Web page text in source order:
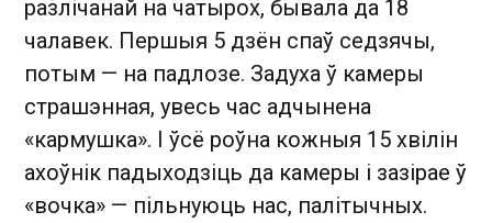
разлічанай на чатырох, бывала да 18
чалавек. Першыя 5 дзён спаў седзячы,
потым — на падлозе. Задуха ў камеры
страшэнная, увесь час адчынена
«кармушка». І ўсё роўна кожныя 15 хвілін
ахоўнік падыходзіць да камеры і зазірае ў
«вочка» — пільнуюць нас, палітычных.